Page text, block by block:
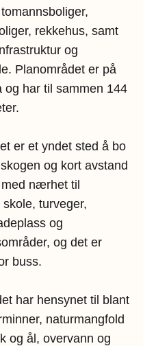
rekkehus, samt
og
Planområdet er på
og har til sammen 144
er et yndet sted å bo
og kort avstand
nærhet til
turveger,
og
og det er
buss.
har hensynet til blant
naturmangfold
og ål, overvann og